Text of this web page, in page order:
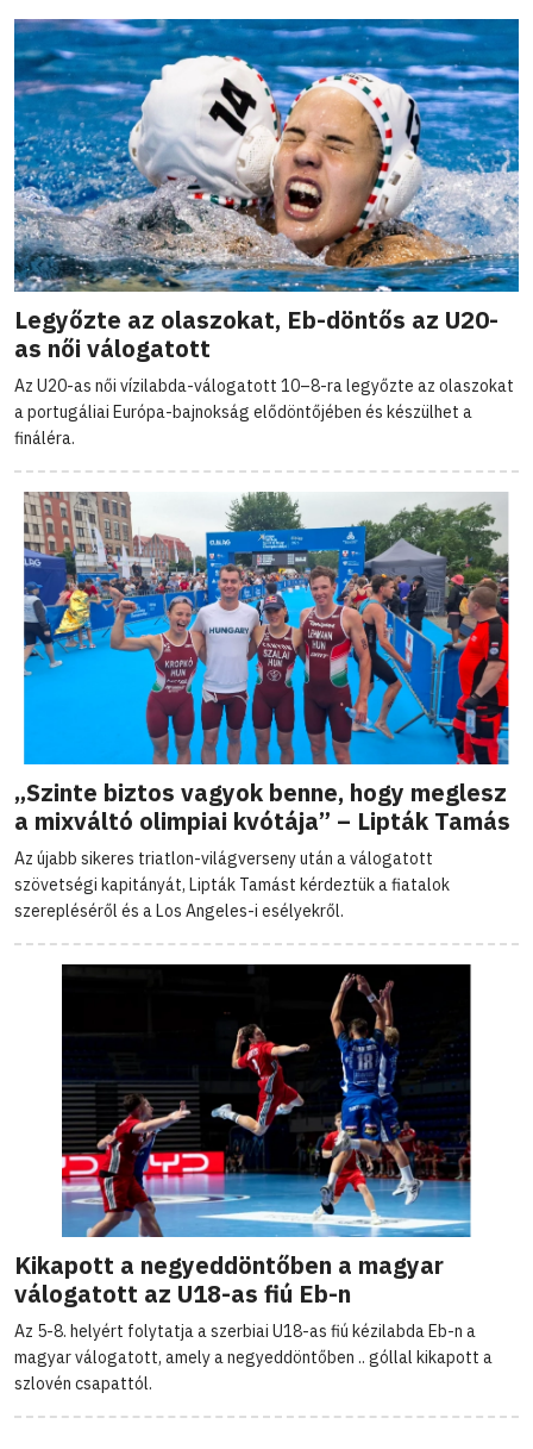
Legyőzte az olaszokat, Eb-döntős az U20-
as női válogatott
Az U20-as női vízilabda-válogatott 10–8-ra legyőzte az olaszokat
a portugáliai Európa-bajnokság elődöntőjében és készülhet a
fináléra.
„Szinte biztos vagyok benne, hogy meglesz
a mixváltó olimpiai kvótája” – Lipták Tamás
Az újabb sikeres triatlon-világverseny után a válogatott
szövetségi kapitányát, Lipták Tamást kérdeztük a fiatalok
szerepléséről és a Los Angeles-i esélyekről.
Kikapott a negyeddöntőben a magyar
válogatott az U18-as fiú Eb-n
Az 5-8. helyért folytatja a szerbiai U18-as fiú kézilabda Eb-n a
magyar válogatott, amely a negyeddöntőben .. góllal kikapott a
szlovén csapattól.